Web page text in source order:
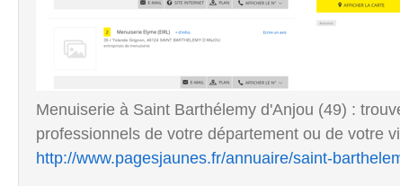
Menuiserie à Saint Barthélemy d'Anjou (49) :
professionnels de votre département ou de votre
http://www.pagesjaunes.fr/annuaire/saint-